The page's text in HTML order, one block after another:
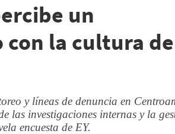
un
la cultura de
y líneas de denuncia en
las investigaciones internas y la
encuesta de EY.